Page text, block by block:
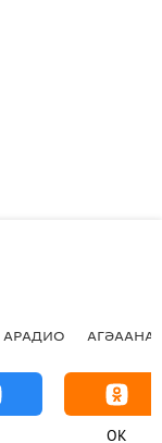
АРАДИО
OK